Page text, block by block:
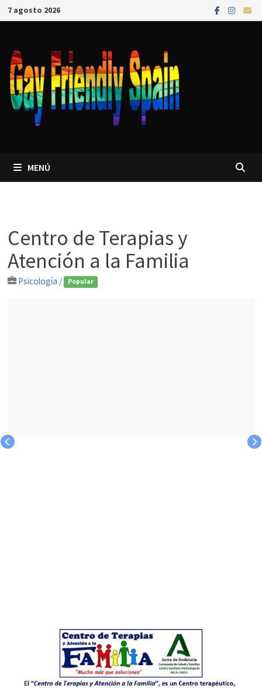
7 agosto 2026
MENÚ
Centro de Terapias y
Atención a la Familia
Psicología / Popular